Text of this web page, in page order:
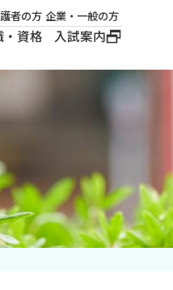
者の方 企業・一般の方
・資格 入試案内
建学の精神
ロゴマーク・公式キ
ャラクター